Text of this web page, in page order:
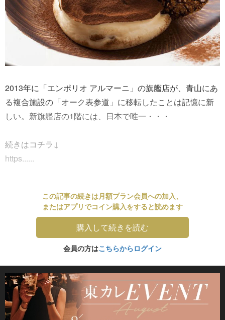
2013年に「エンポリオ アルマーニ」の旗艦店が、青山にあ
る複合施設の「オーク表参道」に移転したことは記憶に新
しい。新旗艦店の1階には、日本で唯一・・・
続きはコチラ↓
https......
この記事の続きは月額プラン会員への加入、
またはアプリでコイン購入をすると読めます
購入して続きを読む
会員の方はこちらからログイン